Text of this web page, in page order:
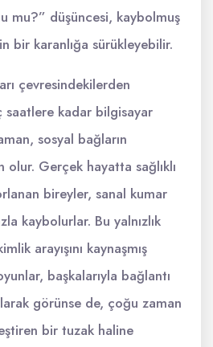
mu?” düşüncesi, kaybolmuş
bir karanlığa sürükleyebilir.
çevresindekilerden
saatlere kadar bilgisayar
sosyal bağların
olur. Gerçek hayatta sağlıklı
bireyler, sanal kumar
kaybolurlar. Bu yalnızlık
arayışını kaynaşmış
başkalarıyla bağlantı
görünse de, çoğu zaman
bir tuzak haline